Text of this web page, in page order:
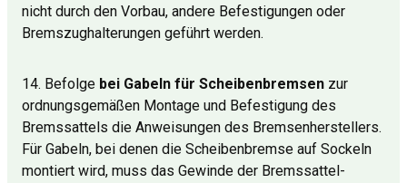
nicht durch den Vorbau, andere Befestigungen oder
Bremszughalterungen geführt werden.
14. Befolge bei Gabeln für Scheibenbremsen zur
ordnungsgemäßen Montage und Befestigung des
Bremssattels die Anweisungen des Bremsenherstellers.
Für Gabeln, bei denen die Scheibenbremse auf Sockeln
montiert wird, muss das Gewinde der Bremssattel-